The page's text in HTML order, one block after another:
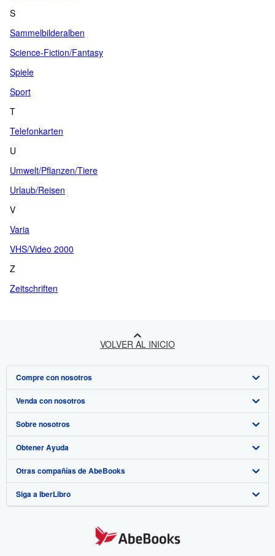
S
Sammelbilderalben
Science-Fiction/Fantasy
Spiele
Sport
T
Telefonkarten
U
Umwelt/Pflanzen/Tiere
Urlaub/Reisen
V
Varia
VHS/Video 2000
Z
Zeitschriften
VOLVER AL INICIO
Compre con nosotros
Búsqueda avanzada
Colecciones
Mi cuenta
Mis pedidos
Ver carrito
Venda con nosotros
Comenzar a vender
Únase a nuestro programa de afiliados
Recomiende un vendedor
Sobre nosotros
Sobre IberLibro
Medios
Empleo
Preferencias de cookies
Obtener Ayuda
Preguntas frecuentes y guías
Atención al Cliente
Otras compañías de AbeBooks
AbeBooks.com
Siga a IberLibro